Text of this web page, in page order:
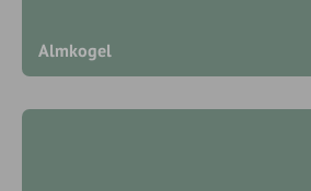
Almkogel